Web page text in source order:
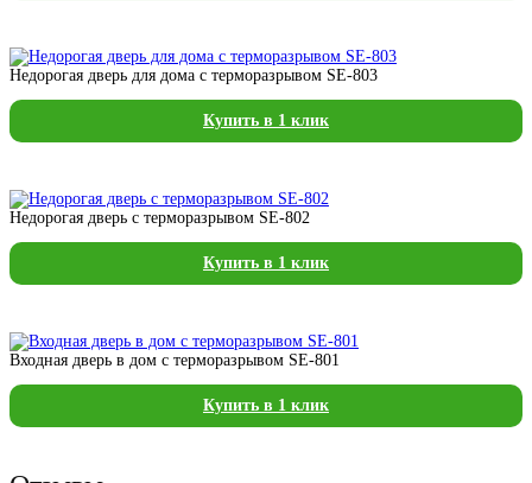
Недорогая дверь для дома с терморазрывом SE-803
Купить в 1 клик
Недорогая дверь с терморазрывом SE-802
Купить в 1 клик
Входная дверь в дом с терморазрывом SE-801
Купить в 1 клик